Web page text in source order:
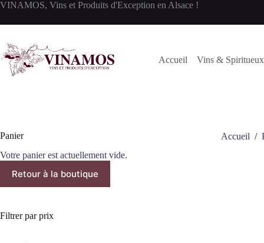
Passer
contenu
VINAMOS, Vins et Produits d'Exception en Alsace !
Accueil Vins & Spiritueux
Accueil /
Panier
Votre panier est actuellement vide.
Retour à la boutique
Filtrer par prix